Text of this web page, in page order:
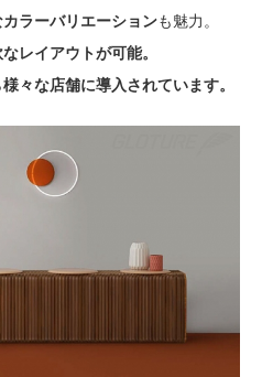
ラーバリエーションも魅力。
レイアウトが可能。
様々な店舗に導入されています。